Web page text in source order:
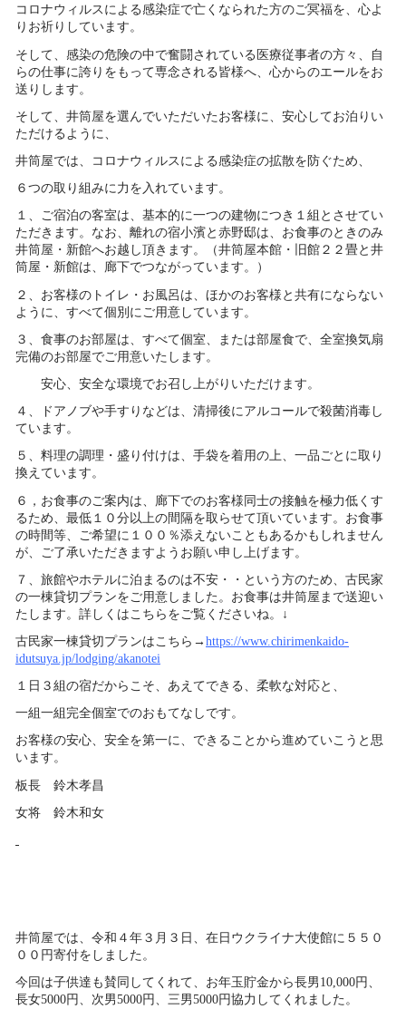
コロナウィルスによる感染症で亡くなられた方のご冥福を、心よ
りお祈りしています。
そして、感染の危険の中で奮闘されている医療従事者の方々、自
らの仕事に誇りをもって専念される皆様へ、心からのエールをお
送りします。
そして、井筒屋を選んでいただいたお客様に、安心してお泊りい
ただけるように、
井筒屋では、コロナウィルスによる感染症の拡散を防ぐため、
６つの取り組みに力を入れています。
１、ご宿泊の客室は、基本的に一つの建物につき１組とさせてい
ただきます。なお、離れの宿小濱と赤野邸は、お食事のときのみ
井筒屋・新館へお越し頂きます。（井筒屋本館・旧館２２畳と井
筒屋・新館は、廊下でつながっています。）
２、お客様のトイレ・お風呂は、ほかのお客様と共有にならない
ように、すべて個別にご用意しています。
３、食事のお部屋は、すべて個室、または部屋食で、全室換気扇
完備のお部屋でご用意いたします。
安心、安全な環境でお召し上がりいただけます。
４、ドアノブや手すりなどは、清掃後にアルコールで殺菌消毒し
ています。
５、料理の調理・盛り付けは、手袋を着用の上、一品ごとに取り
換えています。
６，お食事のご案内は、廊下でのお客様同士の接触を極力低くす
るため、最低１０分以上の間隔を取らせて頂いています。お食事
の時間等、ご希望に１００％添えないこともあるかもしれません
が、ご了承いただきますようお願い申し上げます。
７、旅館やホテルに泊まるのは不安・・という方のため、古民家
の一棟貸切プランをご用意しました。お食事は井筒屋まで送迎い
たします。詳しくはこちらをご覧くださいね。↓
古民家一棟貸切プランはこちら→ https://www.chirimenkaido-
idutsuya.jp/lodging/akanotei
１日３組の宿だからこそ、あえてできる、柔軟な対応と、
一組一組完全個室でのおもてなしです。
お客様の安心、安全を第一に、できることから進めていこうと思
います。
板長 鈴木孝昌
女将 鈴木和女
井筒屋では、令和４年３月３日、在日ウクライナ大使館に５５０
００円寄付をしました。
今回は子供達も賛同してくれて、お年玉貯金から長男10,000円、
長女5000円、次男5000円、三男5000円協力してくれました。